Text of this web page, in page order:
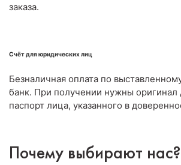
заказа.
Счёт для юридических лиц
Безналичная оплата по
банк. При получении нужны оригинал
паспорт лица, указанного в
Почему выбирают нас?